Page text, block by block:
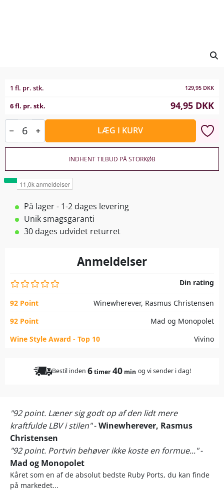
1 fl. pr. stk. 129,95 DKK
6 fl. pr. stk. 94,95 DKK
LÆG I KURV
INDHENT TILBUD PÅ STORKØB
På lager - 1-2 dages levering
Unik smagsgaranti
30 dages udvidet returret
Anmeldelser
Din rating
92 Point
Winewherever, Rasmus Christensen
92 Point
Mad og Monopolet
Wine Style Award - Top 10
Vivino
Bestil inden 6timer40 min og vi sender i dag!
"92 point. Læner sig godt op af den lidt mere
kraftfulde LBV i stilen"-Winewherever, Rasmus
Christensen
"92 point. Portvin behøver ikke koste en formue..."-
Mad og Monopolet
Kåret som en af de absolut bedste Ruby Ports, du kan finde
på markedet...